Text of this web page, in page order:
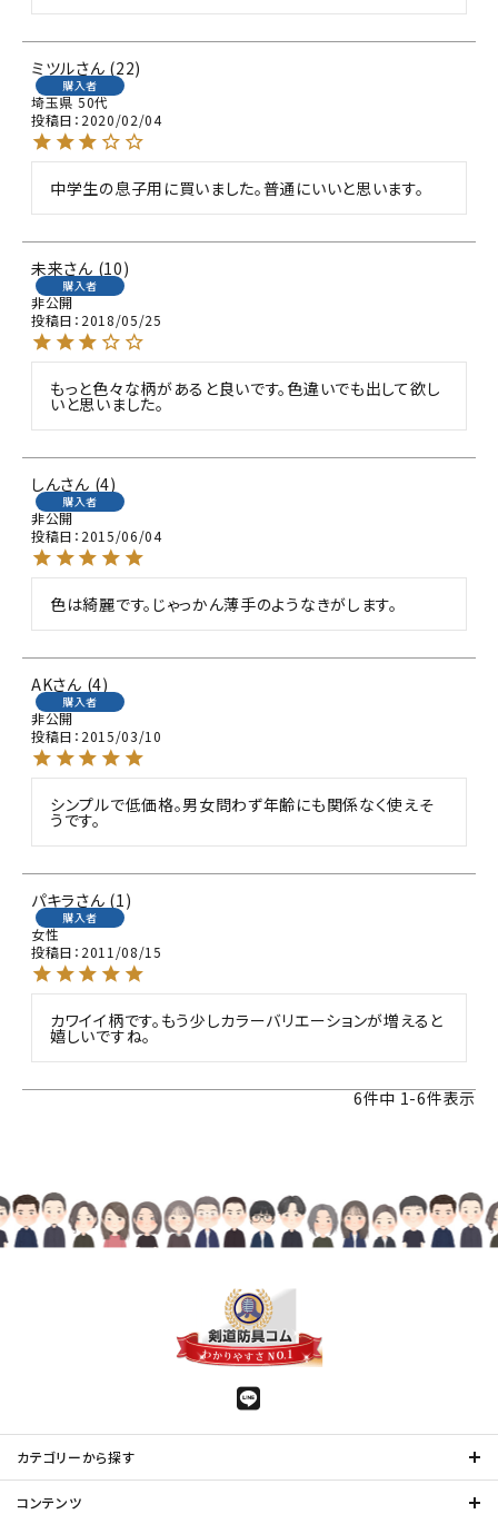
ミツル 22
購入者
埼玉県 50代
投稿日 2020/02/04
中学生の息子用に買いました。普通にいいと思います。
未来 10
購入者
非公開
投稿日 2018/05/25
もっと色々な柄があると良いです。色違いでも出して欲し
いと思いました。
しん 4
購入者
非公開
投稿日 2015/06/04
色は綺麗です。じゃっかん薄手のようなきがします。
AK 4
購入者
非公開
投稿日 2015/03/10
シンプルで低価格。男女問わず年齢にも関係なく使えそ
うです。
パキラ 1
購入者
女性
投稿日 2011/08/15
カワイイ柄です。もう少しカラーバリエーションが増えると
嬉しいですね。
6件中 1-6件表示
カテゴリーから探す
コンテンツ